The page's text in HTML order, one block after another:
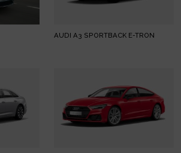
AUDI A3 SPORTBACK E-TRON